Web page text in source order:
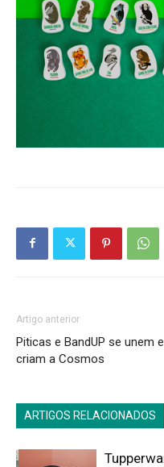
Artigo anterior
Piticas e BandUP se unem e
criam a Cosmos
ARTIGOS RELACIONADOS